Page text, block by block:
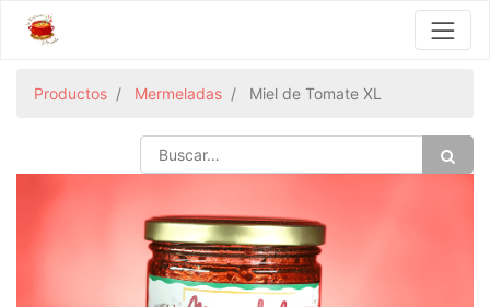
Productos Mermeladas Miel de Tomate XL